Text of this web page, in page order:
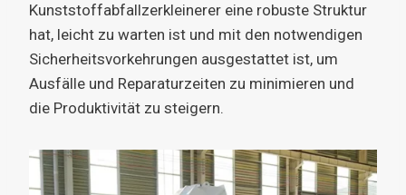
Kunststoffabfallzerkleinerer eine robuste Struktur
hat, leicht zu warten ist und mit den notwendigen
Sicherheitsvorkehrungen ausgestattet ist, um
Ausfälle und Reparaturzeiten zu minimieren und
die Produktivität zu steigern.